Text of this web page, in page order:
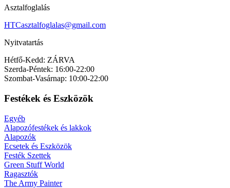
Asztalfoglalás
HTCasztalfoglalas@gmail.com
Nyitvatartás
Hétfő-Kedd: ZÁRVA
Szerda-Péntek: 16:00-22:00
Szombat-Vasárnap: 10:00-22:00
Festékek és Eszközök
Egyéb
Alapozófestékek és lakkok
Alapozók
Ecsetek és Eszközök
Festék Szettek
Green Stuff World
Ragasztók
The Army Painter